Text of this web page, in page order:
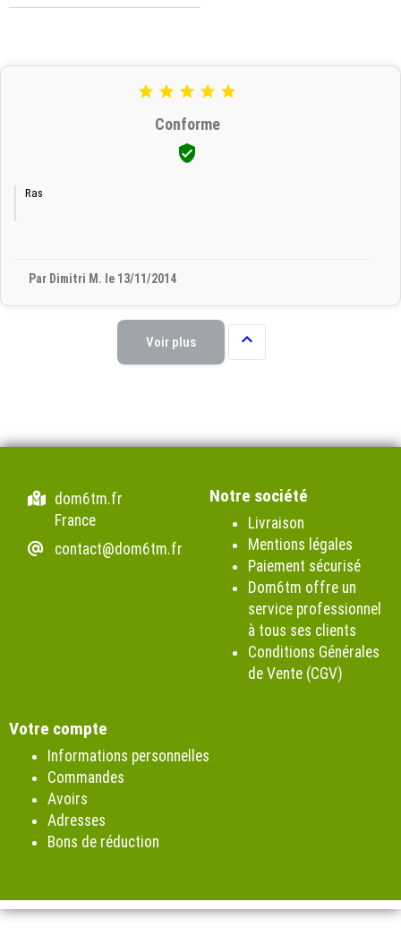
    
Conforme

Ras
Par Dimitri M. le 13/11/2014
Voir plus 
dom6tm.fr
France
contact@dom6tm.fr
Notre société
Livraison
Mentions légales
Paiement sécurisé
Dom6tm offre un
service professionnel
à tous ses clients
Conditions Générales
de Vente (CGV)
Votre compte
Informations personnelles
Commandes
Avoirs
Adresses
Bons de réduction